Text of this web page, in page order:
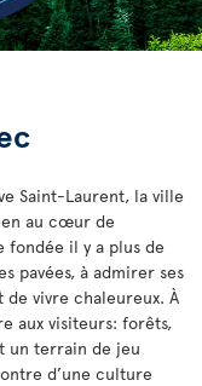
Saint-Laurent, la ville
au cœur de
fondée il y a plus de
pavées, à admirer ses
vivre chaleureux. À
aux visiteurs: forêts,
un terrain de jeu
d’une culture